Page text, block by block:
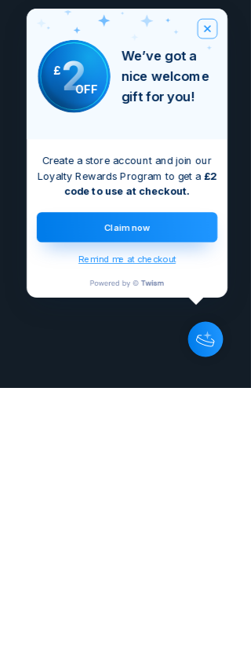
£2OFF
We’ve got a
nice welcome
gift for you!
Create a store account and join our
Loyalty Rewards Program to get a £2
code to use at checkout.
Claim now
Remind me at checkout